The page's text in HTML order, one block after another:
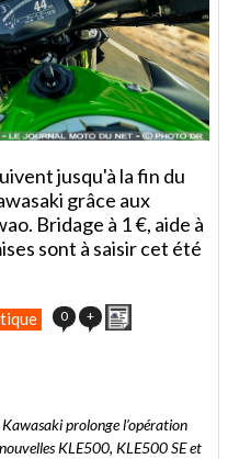
jusqu'à la fin du
grâce aux
Bridage à 1 €, aide à
sont à saisir cet été
0 +
prolonge l’opération
KLE500, KLE500 SE et